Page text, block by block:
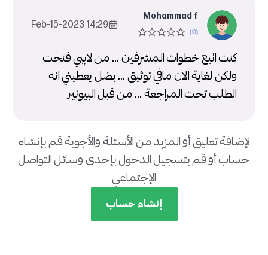
Mohammad f
14:29 2023-Feb-15
كنت اتبع خطوات المشرفين ... من لايبي فتحت
ولكن لغاية الان مافي توثيق ... بضل يعطيني انه
الطلب تحت المراجعة ... من قبل البيونير
لإضافة تعليق أو المزيد من الأسئلة والأجوبة قم بإنشاء
حساب أو قم بتسجيل الدخول بإحدى وسائل التواصل
الإجتماعي
إنشاء حساب